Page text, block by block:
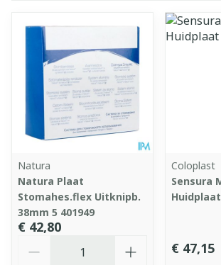
Natura
Natura Plaat
Stomahes.flex Uitknipb.
38mm 5 401949
€ 42,80
Coloplast
Sensura
Huidplaat
€ 47,15